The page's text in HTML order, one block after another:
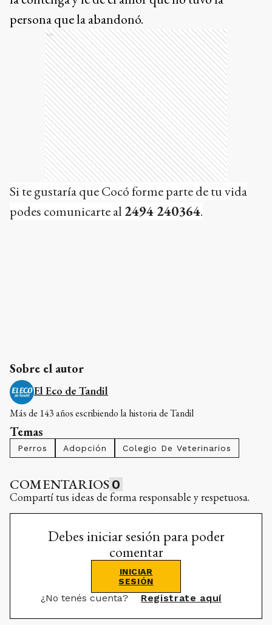
persona que la abandonó.
Ads
Si te gustaría que Cocó forme parte de tu vida
podes comunicarte al 2494 240364.
Sobre el autor
El Eco de Tandil
Más de 143 años escribiendo la historia de Tandil
Temas
Perros Adopción Colegio De Veterinarios
COMENTARIOS 0
Compartí tus ideas de forma responsable y respetuosa.
Debes iniciar sesión para poder
comentar
INICIAR
SESIÓN
¿No tenés cuenta? Registrate aquí